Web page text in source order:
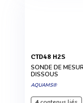
CTD48 H2S
SONDE DE
DISSOUS
AQUAMS®